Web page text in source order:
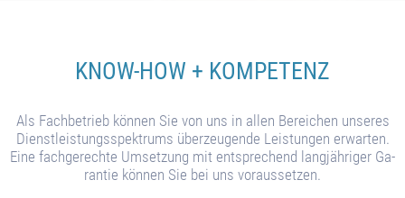
KNOW-HOW + KOMPETENZ
Als Fach­betrieb können Sie von uns in al­len Be­rei­chen un­se­res
Dienst­leis­tungs­spek­trums über­zeu­ge­nde Leis­tun­gen er­war­ten.
Eine fach­ge­re­chte Um­set­zung mit ent­spre­chend lang­jäh­riger Ga­
ran­tie kön­nen Sie bei uns vor­aus­setzen.